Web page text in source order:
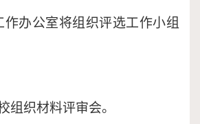
作办公室将组织评选工作小组
组织材料评审会。